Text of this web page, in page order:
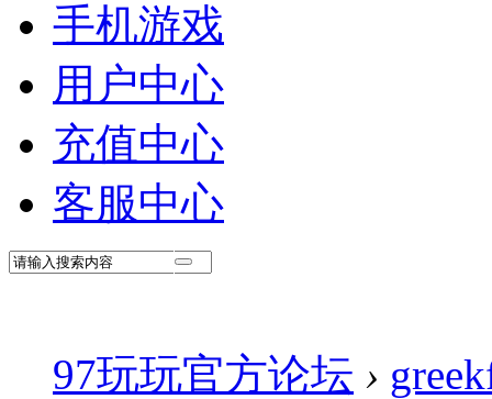
手机游戏
用户中心
充值中心
客服中心
97玩玩官方论坛 ›